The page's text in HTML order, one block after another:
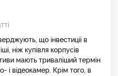
що інвестиції в
ніж купівля корпусів
мають триваліший термін
і відеокамер. Крім того, в